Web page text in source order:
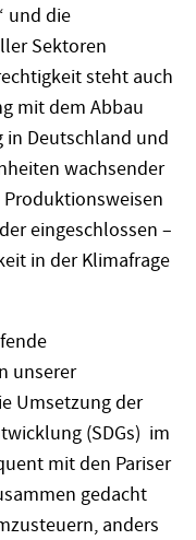
und die
Sektoren
steht auch
mit dem Abbau
in Deutschland und
wachsender
eingeschlossen –
in der Klimafrage
unserer
Umsetzung der
(SDGs) im
mit den Pariser
gedacht
anders